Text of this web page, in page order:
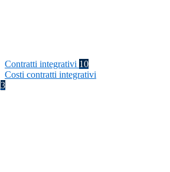
Contratti integrativi 10
Costi contratti integrativi
3